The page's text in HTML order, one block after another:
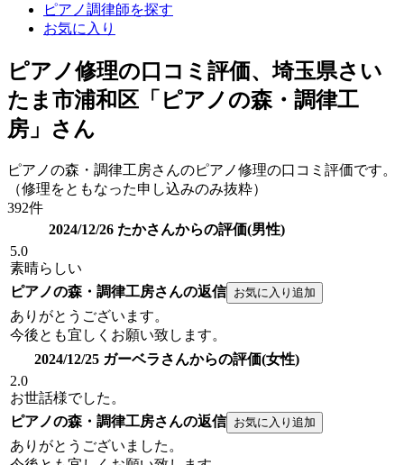
ピアノ調律師を探す
お気に入り
ピアノ修理の口コミ評価、埼玉県さい
たま市浦和区「ピアノの森・調律工
房」さん
ピアノの森・調律工房さんのピアノ修理の口コミ評価です。
（修理をともなった申し込みのみ抜粋）
392件
2024/12/26 たかさんからの評価(男性)
5.0
素晴らしい
ピアノの森・調律工房さんの返信
ありがとうございます。
今後とも宜しくお願い致します。
2024/12/25 ガーベラさんからの評価(女性)
2.0
お世話様でした。
ピアノの森・調律工房さんの返信
ありがとうございました。